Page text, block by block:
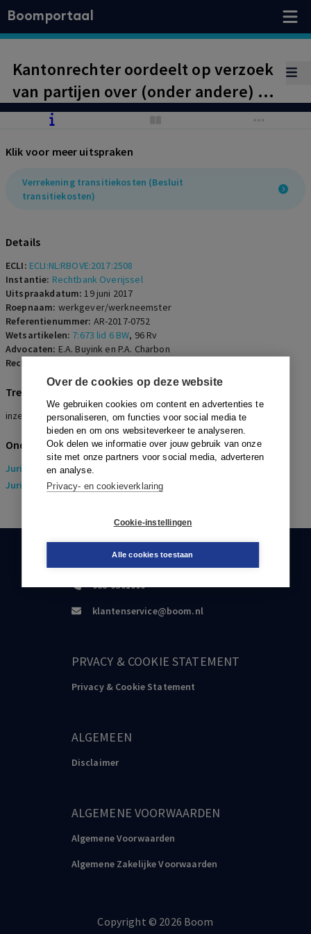
Over de cookies op deze website
We gebruiken cookies om content en advertenties te
personaliseren, om functies voor social media te
bieden en om ons websiteverkeer te analyseren.
Ook delen we informatie over jouw gebruik van onze
site met onze partners voor social media, adverteren
en analyse.
Privacy- en cookieverklaring
Cookie-instellingen
Alle cookies toestaan
Boomportaal
Kantonrechter oordeelt op verzoek
van partijen over (onder andere) de
vraag of opleidingskosten kunnen
inzetbaarheidskosten die op de
transitievergoeding in mindering
mogen worden gebracht.
Klik voor meer uitspraken
Verrekening transitiekosten (Besluit
transitiekosten)
Details
ECLI: ECLI:NL:RBOVE:2017:2508
Instantie: Rechtbank Overijssel
Uitspraakdatum:19 juni 2017
Roepnaam: werkgever/werkneemster
Referentienummer: AR-2017-0752
Wetsartikelen: 7:673 lid 6 BW, 96 Rv
Advocaten: E.A. Buyink en P.A. Charbon
Rechters:
Trefwoorden
inzetbaarheidskosten, transitievergoeding, opleidingskosten
Onderwerpen
Juridisch> Arbeidsrecht
Juridisch > Sociaal Zekerheidsrecht
KLANTENSERVICE
088-0301000
klantenservice@boom.nl
PRVACY & COOKIE STATEMENT
Privacy & Cookie Statement
ALGEMEEN
Disclaimer
ALGEMENE VOORWAARDEN
Algemene Voorwaarden
Algemene Zakelijke Voorwaarden
Copyright ©️ 2026 Boom